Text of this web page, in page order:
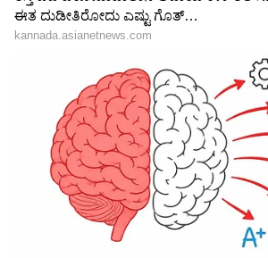
ಬರೆದುಕೊಂಡಿದ್ದಾರೆ.
ಕೊನೆಗೂ ಬರೋಬ್ಬರಿ 9 ಗಂಟೆಗಳ ಕಾಲ
ಸಾಗಿದ ಪ್ರಯಾಣದ ನಂತರ ಧನಶ್ರೀ
ಸೆಟ್ ತಲುಪಿದ್ದಾರೆ. ಹೆದ್ದಾರಿಯ ಜಾಮ್‌ಗೆ
"ಕೊನೆಗೂ ನಾನು ಶೂಟಿಂಗ್ ಸ್ಥಳಕ್ಕೆ
ಬಂದಿಳಿದಿದ್ದೇನೆ. ಪ್ರಕೃತಿಯ ಮುನಿಸಿನ
ಆಟವೂ ನಡೆಯುವುದಿಲ್ಲ. ಆದರೆ ನಾನು
ಕೇಳಿಕೊಳ್ಳುವುದು ಇಷ್ಟೇ, ಯಾರ ಬದುಕೂ
Trade Deal | Party Rounds